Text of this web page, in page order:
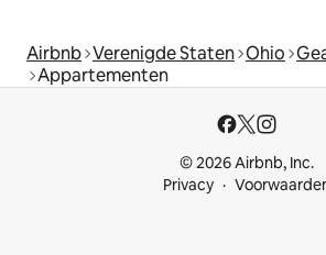
Airbnb Verenigde Staten Ohio
Appartementen
© 2026 Airbnb, Inc.
Privacy